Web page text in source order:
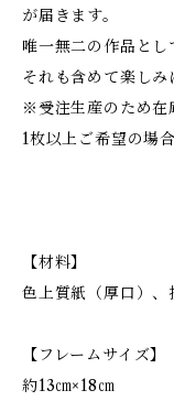
が届きます。
唯一無二の作品とし
それも含めて楽しみ
※受注生産のため在
1枚以上ご希望の場
【材料】
色上質紙（厚口）、
【フレームサイズ】
約13㎝×18㎝